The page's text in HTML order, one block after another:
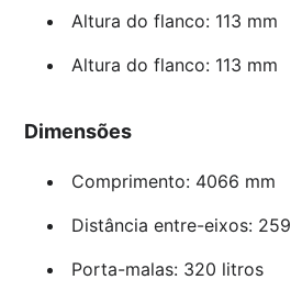
Altura do flanco: 113 mm
Altura do flanco: 113 mm
Dimensões
Comprimento: 4066 mm
Distância entre-eixos:
Porta-malas: 320 litros